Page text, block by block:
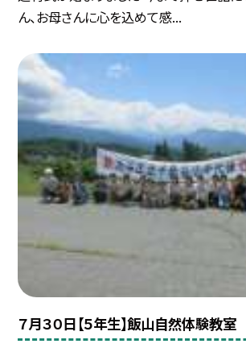
ん、お母さんに心を込めて感...
７月３０日【５年生】飯山自然体験教